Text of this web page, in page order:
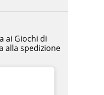
ai Giochi di
alla spedizione